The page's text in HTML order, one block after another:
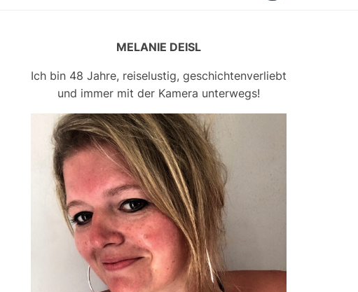
MELANIE DEISL
Ich bin 48 Jahre, reiselustig, geschichtenverliebt
und immer mit der Kamera unterwegs!